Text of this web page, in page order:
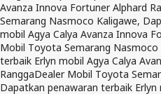
Avanza Innova Fortuner Alphard
Semarang Nasmoco Kaligawe,
mobil Agya Calya Avanza Innova
Mobil Toyota Semarang
terbaik Erlyn mobil Agya Calya
RanggaDealer Mobil Toyota
Dapatkan penawaran terbaik